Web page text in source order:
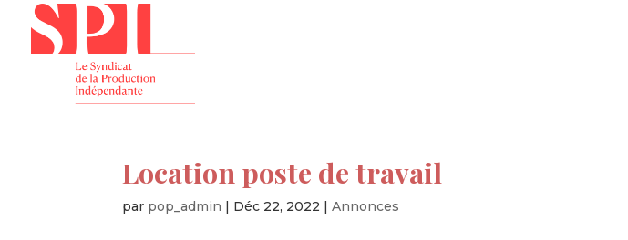
Location poste de travail
par pop_admin | Déc 22, 2022 |Annonces